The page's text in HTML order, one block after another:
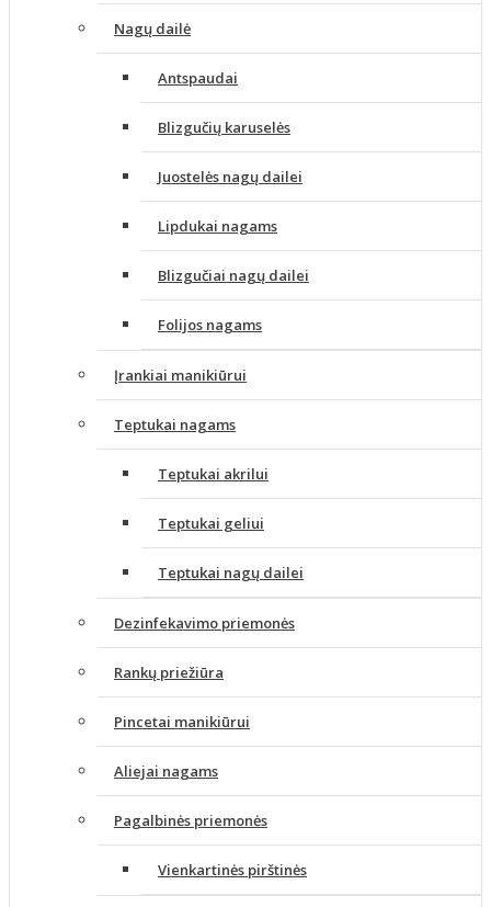
Nagų dailė
Antspaudai
Blizgučių karuselės
Juostelės nagų dailei
Lipdukai nagams
Blizgučiai nagų dailei
Folijos nagams
Įrankiai manikiūrui
Teptukai nagams
Teptukai akrilui
Teptukai geliui
Teptukai nagų dailei
Dezinfekavimo priemonės
Rankų priežiūra
Pincetai manikiūrui
Aliejai nagams
Pagalbinės priemonės
Vienkartinės pirštinės